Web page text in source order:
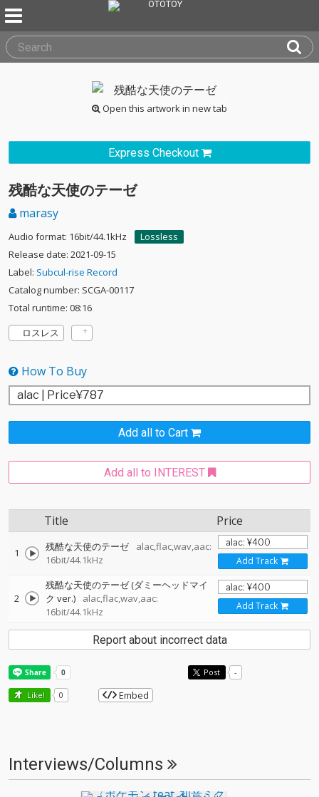
Open this artwork in new tab
Express Checkout
残酷な天使のテーゼ
marasy
Audio format: 16bit/44.1kHz
Lossless
Release date: 2021-09-15
Label: Subcul-rise Record
Catalog number: SCGA-00117
Total runtime: 08:16
ロスレス
How To Buy
Add all to Cart
Add all to INTEREST
Title Price
1 残酷な天使のテーゼ
alac,flac,wav,aac:
16bit/44.1kHz
Add Track
2
残酷な天使のテーゼ (ダミーヘッドマイ
ク ver.)
alac,flac,wav,aac:
16bit/44.1kHz
Add Track
Report about incorrect data
Post -
Like! 0 Embed
Interviews/Columns